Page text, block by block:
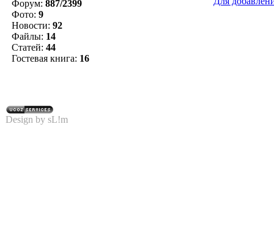
Форум: 887/2399
Фото: 9
Новости: 92
Файлы: 14
Статей: 44
Гостевая книга: 16
Design by sL!m